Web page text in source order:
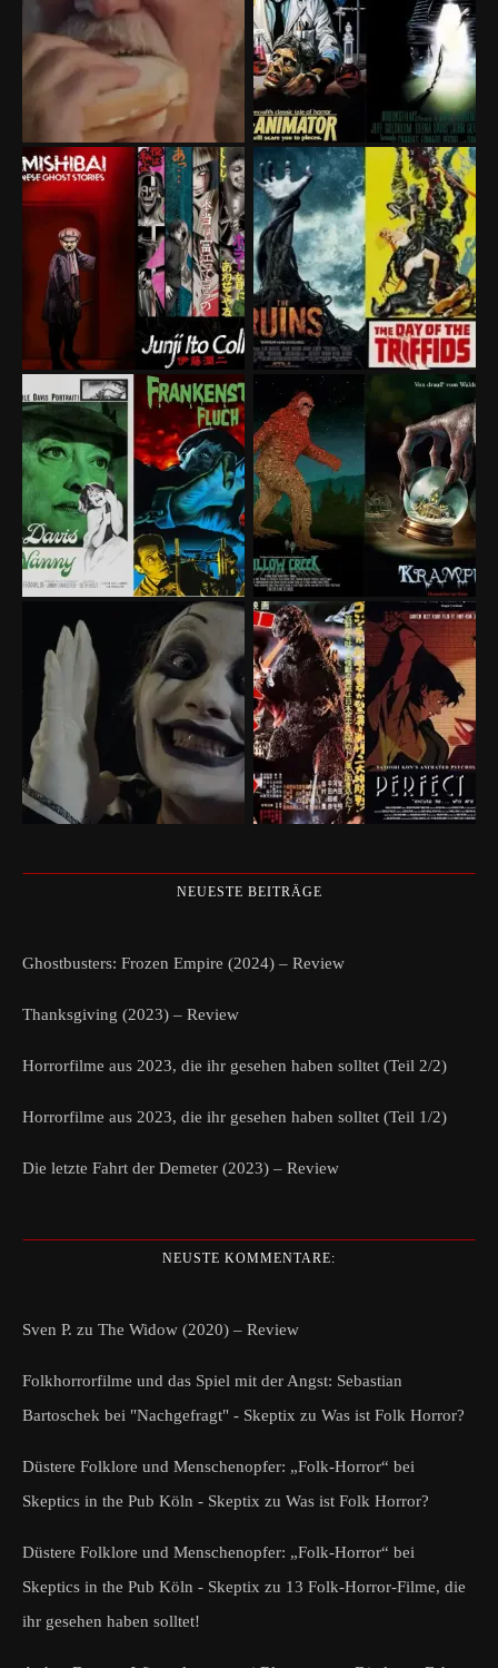
NEUESTE BEITRÄGE
Ghostbusters: Frozen Empire (2024) – Review
Thanksgiving (2023) – Review
Horrorfilme aus 2023, die ihr gesehen haben solltet (Teil 2/2)
Horrorfilme aus 2023, die ihr gesehen haben solltet (Teil 1/2)
Die letzte Fahrt der Demeter (2023) – Review
NEUSTE KOMMENTARE:
Sven P. zu The Widow (2020) – Review
Folkhorrorfilme und das Spiel mit der Angst: Sebastian
Bartoschek bei "Nachgefragt" - Skeptix zu Was ist Folk Horror?
Düstere Folklore und Menschenopfer: „Folk-Horror“ bei
Skeptics in the Pub Köln - Skeptix zu Was ist Folk Horror?
Düstere Folklore und Menschenopfer: „Folk-Horror“ bei
Skeptics in the Pub Köln - Skeptix zu 13 Folk-Horror-Filme, die
ihr gesehen haben solltet!